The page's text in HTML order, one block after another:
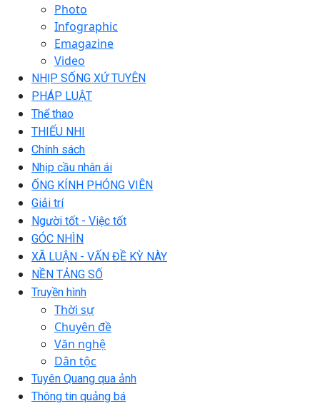
Photo
Infographic
Emagazine
Video
NHỊP SỐNG XỨ TUYÊN
PHÁP LUẬT
Thể thao
THIẾU NHI
Chính sách
Nhịp cầu nhân ái
ỐNG KÍNH PHÓNG VIÊN
Giải trí
Người tốt - Việc tốt
GÓC NHÌN
XÃ LUẬN - VẤN ĐỀ KỲ NÀY
NỀN TẢNG SỐ
Truyền hình
Thời sự
Chuyên đề
Văn nghệ
Dân tộc
Tuyên Quang qua ảnh
Thông tin quảng bá